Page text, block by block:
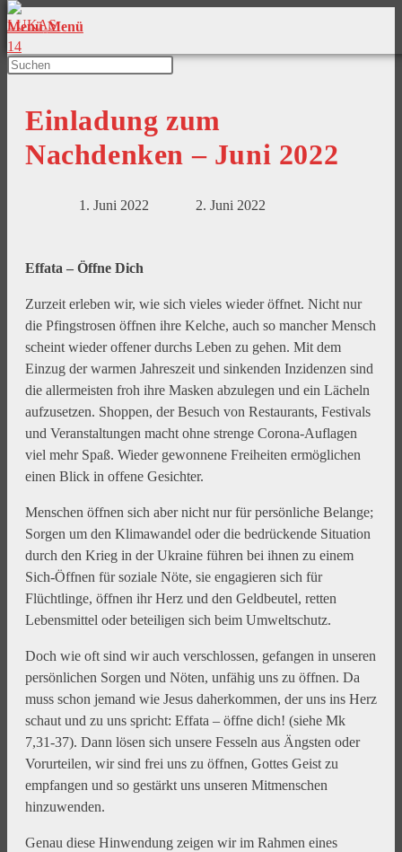
Menü Menü
Einladung zum
Nachdenken – Juni 2022
1. Juni 2022 2. Juni 2022
Effata – Öffne Dich
Zurzeit erleben wir, wie sich vieles wieder öffnet. Nicht nur
die Pfingstrosen öffnen ihre Kelche, auch so mancher Mensch
scheint wieder offener durchs Leben zu gehen. Mit dem
Einzug der warmen Jahreszeit und sinkenden Inzidenzen sind
die allermeisten froh ihre Masken abzulegen und ein Lächeln
aufzusetzen. Shoppen, der Besuch von Restaurants, Festivals
und Veranstaltungen macht ohne strenge Corona-Auflagen
viel mehr Spaß. Wieder gewonnene Freiheiten ermöglichen
einen Blick in offene Gesichter.
Menschen öffnen sich aber nicht nur für persönliche Belange;
Sorgen um den Klimawandel oder die bedrückende Situation
durch den Krieg in der Ukraine führen bei ihnen zu einem
Sich-Öffnen für soziale Nöte, sie engagieren sich für
Flüchtlinge, öffnen ihr Herz und den Geldbeutel, retten
Lebensmittel oder beteiligen sich beim Umweltschutz.
Doch wie oft sind wir auch verschlossen, gefangen in unseren
persönlichen Sorgen und Nöten, unfähig uns zu öffnen. Da
muss schon jemand wie Jesus daherkommen, der uns ins Herz
schaut und zu uns spricht: Effata – öffne dich! (siehe Mk
7,31-37). Dann lösen sich unsere Fesseln aus Ängsten oder
Vorurteilen, wir sind frei uns zu öffnen, Gottes Geist zu
empfangen und so gestärkt uns unseren Mitmenschen
hinzuwenden.
Genau diese Hinwendung zeigen wir im Rahmen eines